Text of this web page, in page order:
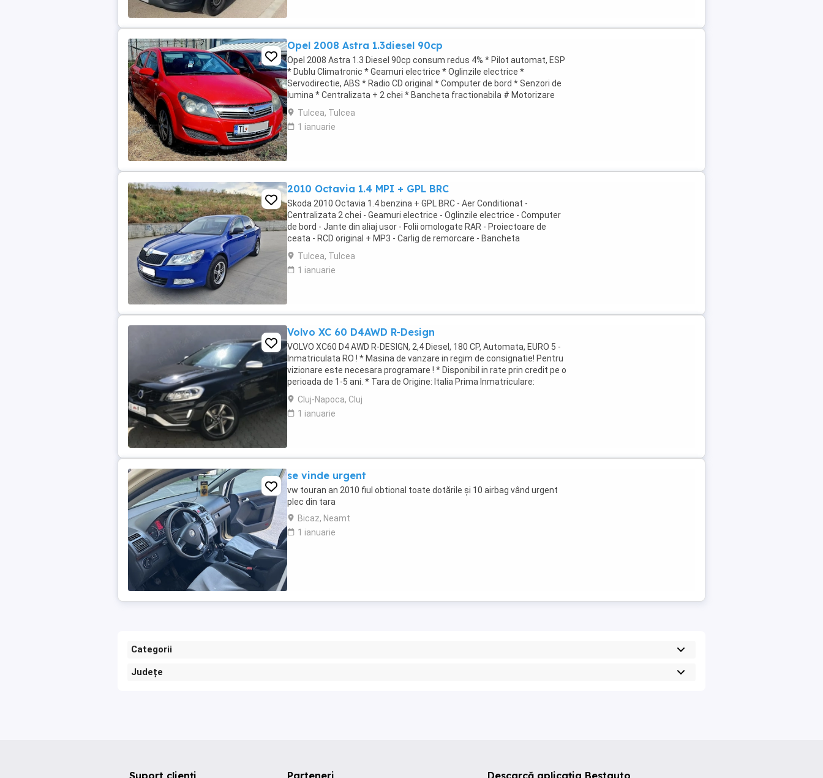
Opel 2008 Astra 1.3diesel 90cp
Opel 2008 Astra 1.3 Diesel 90cp consum redus 4% * Pilot automat, ESP
* Dublu Climatronic * Geamuri electrice * Oglinzile electrice *
Servodirectie, ABS * Radio CD original * Computer de bord * Senzori de
lumina * Centralizata + 2 chei * Bancheta fractionabila # Motorizare
foarte economica Autoturism ...
Tulcea, Tulcea
1 ianuarie
2010 Octavia 1.4 MPI + GPL BRC
Skoda 2010 Octavia 1.4 benzina + GPL BRC - Aer Conditionat -
Centralizata 2 chei - Geamuri electrice - Oglinzile electrice - Computer
de bord - Jante din aliaj usor - Folii omologate RAR - Proiectoare de
ceata - RCD original + MP3 - Carlig de remorcare - Bancheta
fractionabila - Portbagaj foarte incapator # ...
Tulcea, Tulcea
1 ianuarie
Volvo XC 60 D4AWD R-Design
VOLVO XC60 D4 AWD R-DESIGN, 2,4 Diesel, 180 CP, Automata, EURO 5 -
Inmatriculata RO ! * Masina de vanzare in regim de consignatie! Pentru
vizionare este necesara programare ! * Disponibil in rate prin credit pe o
perioada de 1-5 ani. * Tara de Origine: Italia Prima Inmatriculare:
25.06.2014 An ...
Cluj-Napoca, Cluj
1 ianuarie
se vinde urgent
vw touran an 2010 fiul obtional toate dotările și 10 airbag vând urgent
plec din tara
Bicaz, Neamt
1 ianuarie
Categorii
Județe
Descarcă aplicația Bestauto
Suport clienți Parteneri